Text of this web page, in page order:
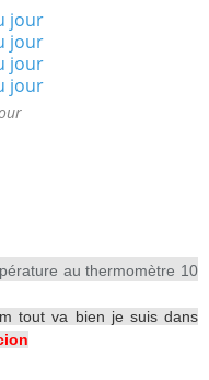
au thermomètre 10
tout va bien je suis dans